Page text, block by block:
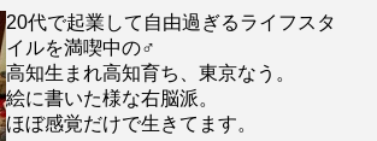
20代で起業して自由過ぎるライフスタ
イルを満喫中の♂
高知生まれ高知育ち、東京なう。
絵に書いた様な右脳派。
ほぼ感覚だけで生きてます。